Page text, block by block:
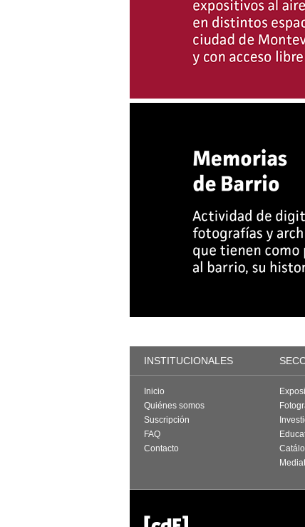
INSTITUCIONALES
Inicio
Quiénes somos
Suscripción
FAQ
Contacto